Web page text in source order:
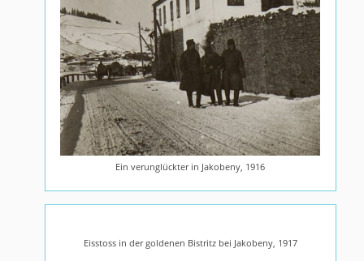
Ein verunglückter in Jakobeny, 1916
Eisstoss in der goldenen Bistritz bei Jakobeny, 1917